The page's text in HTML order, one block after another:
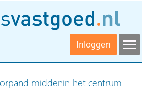
Inloggen
middenin het centrum